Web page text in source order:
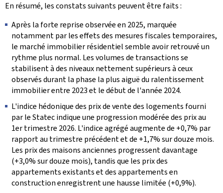
En résumé, les constats suivants peuvent être faits :
Après la forte reprise observée en 2025, marquée
notamment par les effets des mesures fiscales temporaires,
le marché immobilier résidentiel semble avoir retrouvé un
rythme plus normal. Les volumes de transactions se
stabilisent à des niveaux nettement supérieurs à ceux
observés durant la phase la plus aiguë du ralentissement
immobilier entre 2023 et le début de l'année 2024.
L'indice hédonique des prix de vente des logements fourni
par le Statec indique une progression modérée des prix au
1er trimestre 2026. L'indice agrégé augmente de +0,7% par
rapport au trimestre précédent et de +1,7% sur douze mois.
Les prix des maisons anciennes progressent davantage
(+3,0% sur douze mois), tandis que les prix des
appartements existants et des appartements en
construction enregistrent une hausse limitée (+0,9%).